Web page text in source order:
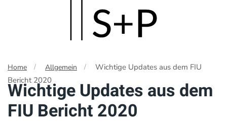
main
content
Home Allgemein
Wichtige Updates aus dem FIU
Bericht 2020
Wichtige Updates aus dem
FIU Bericht 2020